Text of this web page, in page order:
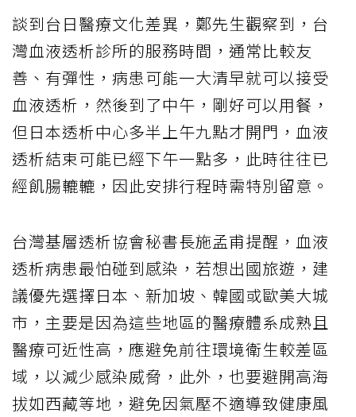
談到台日醫療文化差異，鄭先生觀察到，台
灣血液透析診所的服務時間，通常比較友
善、有彈性，病患可能一大清早就可以接受
血液透析，然後到了中午，剛好可以用餐，
但日本透析中心多半上午九點才開門，血液
透析結束可能已經下午一點多，此時往往已
經飢腸轆轆，因此安排行程時需特別留意。
台灣基層透析協會秘書長施孟甫提醒，血液
透析病患最怕碰到感染，若想出國旅遊，建
議優先選擇日本、新加坡、韓國或歐美大城
市，主要是因為這些地區的醫療體系成熟且
醫療可近性高，應避免前往環境衛生較差區
域，以減少感染威脅，此外，也要避開高海
拔如西藏等地，避免因氣壓不適導致健康風